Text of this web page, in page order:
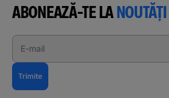
ABONEAZĂ-TE LANOUTĂȚI
E-mail
Trimite